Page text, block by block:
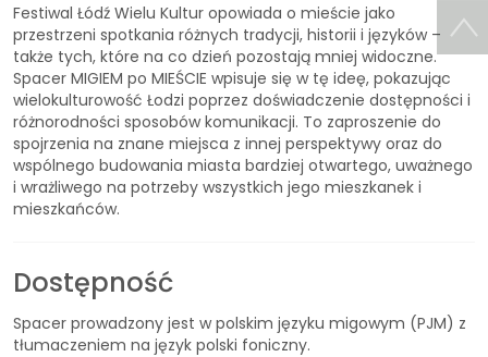
Festiwal Łódź Wielu Kultur opowiada o mieście jako
przestrzeni spotkania różnych tradycji, historii i języków –
także tych, które na co dzień pozostają mniej widoczne.
Spacer MIGIEM po MIEŚCIE wpisuje się w tę ideę, pokazując
wielokulturowość Łodzi poprzez doświadczenie dostępności i
różnorodności sposobów komunikacji. To zaproszenie do
spojrzenia na znane miejsca z innej perspektywy oraz do
wspólnego budowania miasta bardziej otwartego, uważnego
i wrażliwego na potrzeby wszystkich jego mieszkanek i
mieszkańców.
Dostępność
Spacer prowadzony jest w polskim języku migowym (PJM) z
tłumaczeniem na język polski foniczny.